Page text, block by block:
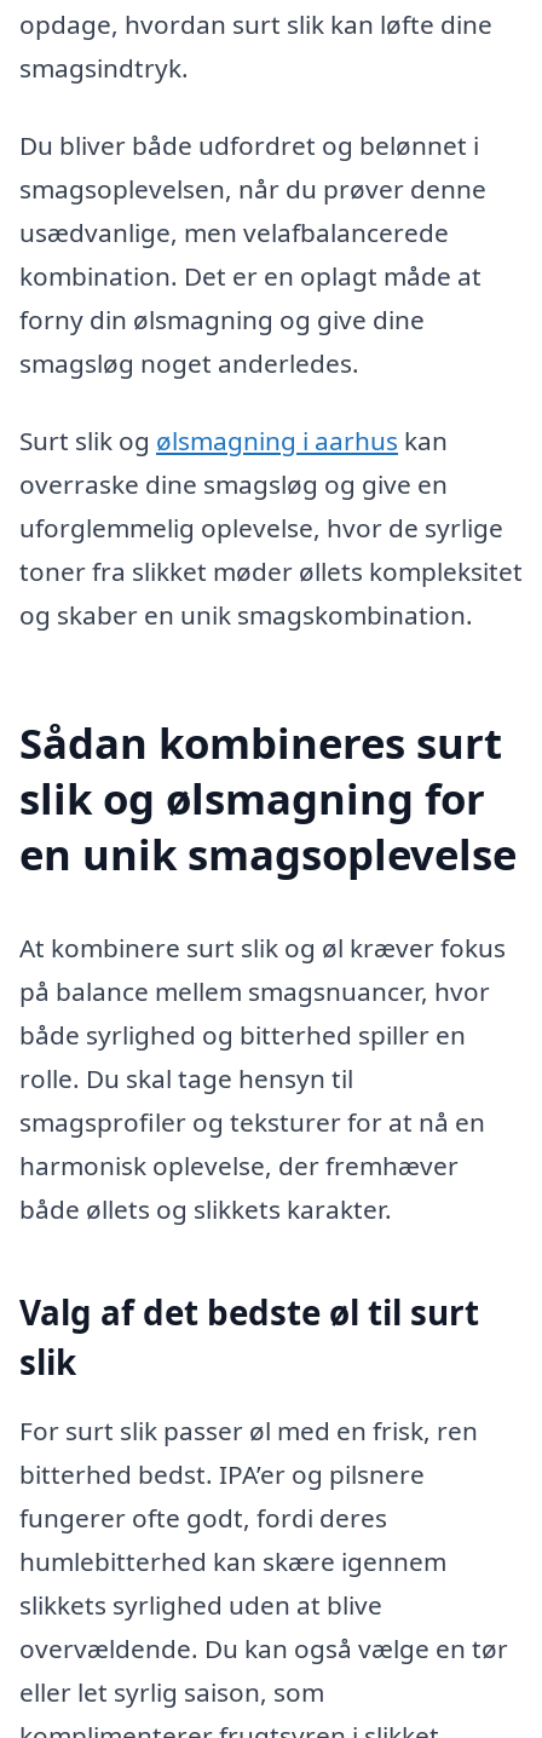
opdage, hvordan surt slik kan løfte dine
smagsindtryk.
Du bliver både udfordret og belønnet i
smagsoplevelsen, når du prøver denne
usædvanlige, men velafbalancerede
kombination. Det er en oplagt måde at
forny din ølsmagning og give dine
smagsløg noget anderledes.
Surt slik og ølsmagning i aarhus kan
overraske dine smagsløg og give en
uforglemmelig oplevelse, hvor de syrlige
toner fra slikket møder øllets kompleksitet
og skaber en unik smagskombination.
Sådan kombineres surt
slik og ølsmagning for
en unik smagsoplevelse
At kombinere surt slik og øl kræver fokus
på balance mellem smagsnuancer, hvor
både syrlighed og bitterhed spiller en
rolle. Du skal tage hensyn til
smagsprofiler og teksturer for at nå en
harmonisk oplevelse, der fremhæver
både øllets og slikkets karakter.
Valg af det bedste øl til surt
slik
For surt slik passer øl med en frisk, ren
bitterhed bedst. IPA’er og pilsnere
fungerer ofte godt, fordi deres
humlebitterhed kan skære igennem
slikkets syrlighed uden at blive
overvældende. Du kan også vælge en tør
eller let syrlig saison, som